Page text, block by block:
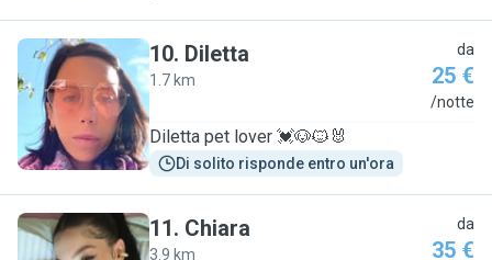
D
10. Diletta
1.7 km
da
25 €
/notte
Diletta pet lover 💓🐶🐱🐰
Di solito risponde entro un'ora
11. Chiara
3.9 km
da
35 €